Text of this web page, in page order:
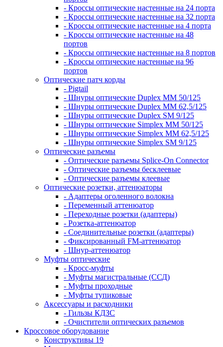
- Кроссы оптические настенные на 24 порта
- Кроссы оптические настенные на 32 порта
- Кроссы оптические настенные на 4 порта
- Кроссы оптические настенные на 48
портов
- Кроссы оптические настенные на 8 портов
- Кроссы оптические настенные на 96
портов
Оптические патч корды
- Pigtail
- Шнуры оптические Duplex MM 50/125
- Шнуры оптические Duplex MM 62,5/125
- Шнуры оптические Duplex SM 9/125
- Шнуры оптические Simplex MM 50/125
- Шнуры оптические Simplex MM 62,5/125
- Шнуры оптические Simplex SM 9/125
Оптические разъемы
- Оптические разъемы Splice-On Connector
- Оптические разъемы бесклеевые
- Оптические разъемы клеевые
Оптические розетки, аттенюаторы
- Адаптеры оголенного волокна
- Переменный аттенюатор
- Переходные розетки (адаптеры)
- Розетка-аттенюатор
- Соединительные розетки (адаптеры)
- Фиксированный FM-аттенюатор
- Шнур-аттенюатор
Муфты оптические
- Кросс-муфты
- Муфты магистральные (ССД)
- Муфты проходные
- Муфты тупиковые
Аксессуары и расходники
- Гильзы КДЗС
- Очистители оптических разъемов
Кроссовое оборудование
Конструктивы 19